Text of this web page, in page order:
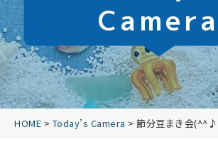
Camera
HOME > Today’s Camera > 節分豆まき会(^^♪